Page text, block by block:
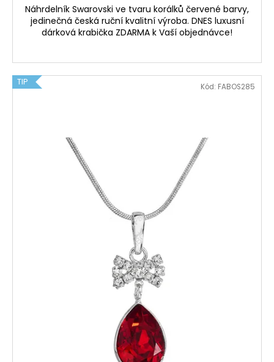
Náhrdelník Swarovski ve tvaru korálků červené barvy,
jedinečná česká ruční kvalitní výroba. DNES luxusní
dárková krabička ZDARMA k Vaší objednávce!
TIP Kód: FABOS285